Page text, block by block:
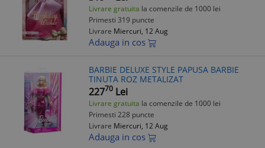
Livrare gratuita la comenzile de 1000 lei
Primesti 319 puncte
Livrare Miercuri, 12 Aug
Adauga in cos
BARBIE DELUXE STYLE PAPUSA BARBIE
TINUTA ROZ METALIZAT
22770 Lei
Livrare gratuita la comenzile de 1000 lei
Primesti 228 puncte
Livrare Miercuri, 12 Aug
Adauga in cos